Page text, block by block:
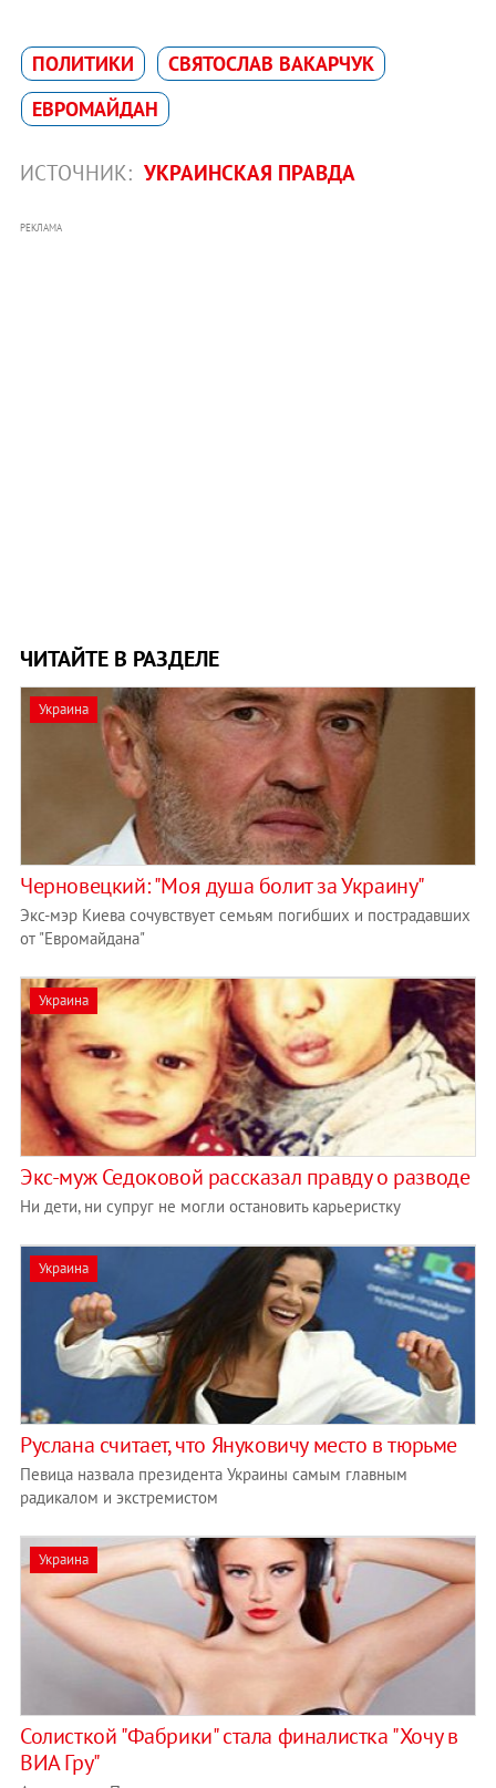
ПОЛИТИКИ
СВЯТОСЛАВ ВАКАРЧУК
ЕВРОМАЙДАН
ИСТОЧНИК: УКРАИНСКАЯ ПРАВДА
РЕКЛАМА
ЧИТАЙТЕ В РАЗДЕЛЕ
Украина
Черновецкий: "Моя душа болит за Украину"
Экс-мэр Киева сочувствует семьям погибших и пострадавших
от "Евромайдана"
Украина
Экс-муж Седоковой рассказал правду о разводе
Ни дети, ни супруг не могли остановить карьеристку
Украина
Руслана считает, что Януковичу место в тюрьме
Певица назвала президента Украины самым главным
радикалом и экстремистом
Украина
Солисткой "Фабрики" стала финалистка "Хочу в
ВИА Гру"